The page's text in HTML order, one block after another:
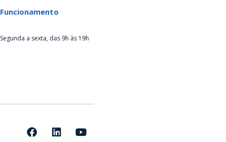
Funcionamento
Segunda a sexta, das 9h às 19h